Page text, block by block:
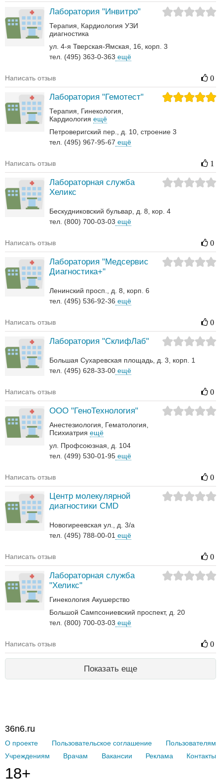
Лаборатория "Инвитро"
Терапия Кардиология УЗИ
диагностика
ул. 4-я Тверская-Ямская, 16, корп. 3
тел. (495) 363-0-363 ещё
Написать отзыв 0
Лаборатория "Гемотест"
Терапия
Гинекология
Кардиология ещё
Петроверигский пер., д. 10, строение 3
тел. (495) 967-95-67 ещё
Написать отзыв 1
Лабораторная служба
Хеликс
Бескудниковский бульвар, д. 8, кор. 4
тел. (800) 700-03-03 ещё
Написать отзыв 0
Лаборатория "Медсервис
Диагностика+"
Ленинский просп., д. 8, корп. 6
тел. (495) 536-92-36 ещё
Написать отзыв 0
Лаборатория "СклифЛаб"
Большая Сухаревская площадь, д. 3, корп. 1
тел. (495) 628-33-00 ещё
Написать отзыв 0
ООО "ГеноТехнология"
Анестезиология
Гематология‎
Психиатрия ещё
ул. Профсоюзная, д. 104
тел. (499) 530-01-95 ещё
Написать отзыв 0
Центр молекулярной
диагностики CMD
Новогиреевская ул., д. 3/а
тел. (495) 788-00-01 ещё
Написать отзыв 0
Лабораторная служба
"Хеликс"
Гинекология Акушерство
Большой Сампсониевский проспект, д. 20
тел. (800) 700-03-03 ещё
Написать отзыв 0
Показать еще
36n6.ru
О проекте Пользовательское соглашение
Пользователям
Учреждениям
Врачам Вакансии Реклама Контакты
18+